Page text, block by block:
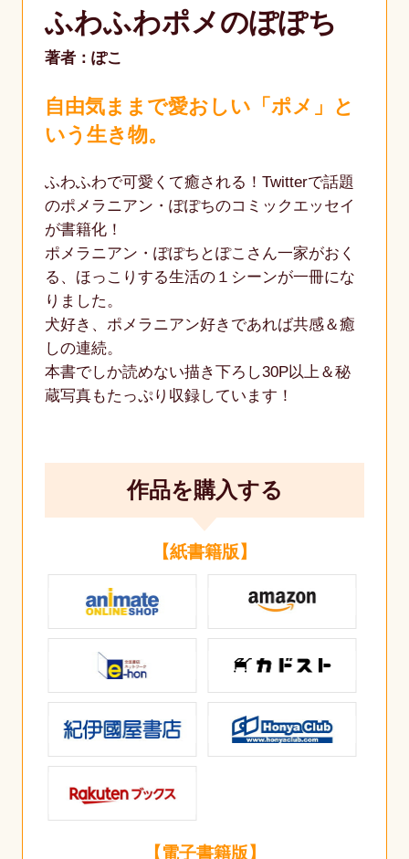
ふわふわポメのぽぽち
著者：ぽこ
自由気ままで愛おしい「ポメ」と
いう生き物。
ふわふわで可愛くて癒される！Twitterで話題
のポメラニアン・ぽぽちのコミックエッセイ
が書籍化！
ポメラニアン・ぽぽちとぽこさん一家がおく
る、ほっこりする生活の１シーンが一冊にな
りました。
犬好き、ポメラニアン好きであれば共感＆癒
しの連続。
本書でしか読めない描き下ろし30P以上＆秘
蔵写真もたっぷり収録しています！
作品を購入する
【紙書籍版】
【電子書籍版】